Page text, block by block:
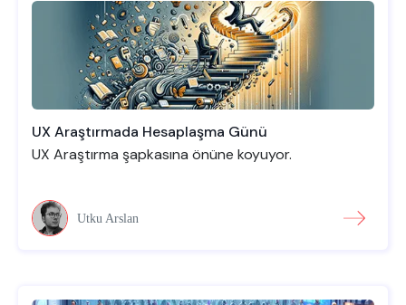
UX Araştırmada Hesaplaşma Günü
UX Araştırma şapkasına önüne koyuyor.
Utku Arslan